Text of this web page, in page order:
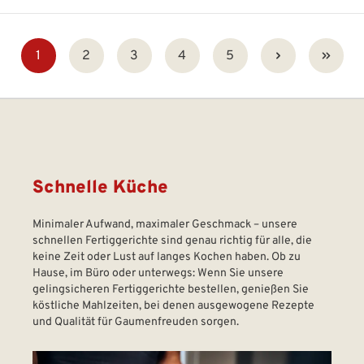
Seite
1 Seite
2 Seite
3 Seite
4 Seite
5
Schnelle Küche
Minimaler Aufwand, maximaler Geschmack – unsere
schnellen Fertiggerichte sind genau richtig für alle, die
keine Zeit oder Lust auf langes Kochen haben. Ob zu
Hause, im Büro oder unterwegs: Wenn Sie unsere
gelingsicheren Fertiggerichte bestellen, genießen Sie
köstliche Mahlzeiten, bei denen ausgewogene Rezepte
und Qualität für Gaumenfreuden sorgen.